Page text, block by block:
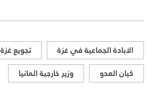
الابادة الجماعية في غزة
تجويع غزة
كيان العدو
وزير خارجية المانيا